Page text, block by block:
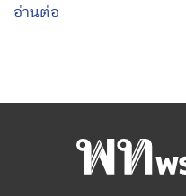
อ่านต่อ